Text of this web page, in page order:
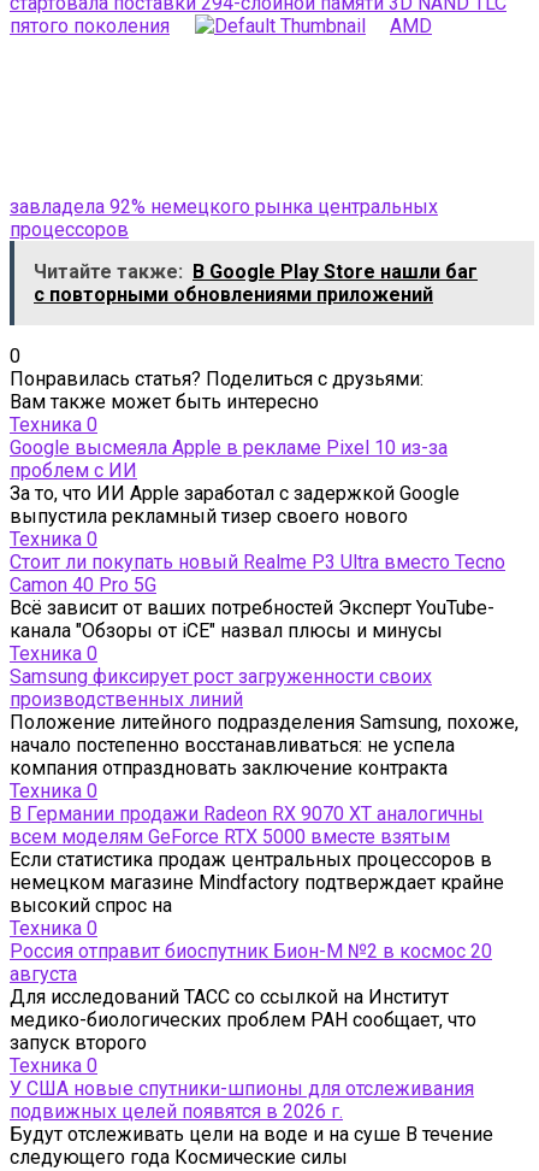
пятого поколения
AMD
завладела 92% немецкого рынка центральных
процессоров
Читайте также:
В Google Play Store нашли баг
с повторными обновлениями приложений
0
Понравилась статья? Поделиться с друзьями:
Вам также может быть интересно
Техника 0
Google высмеяла Apple в рекламе Pixel 10 из-за
проблем с ИИ
За то, что ИИ Apple заработал с задержкой Google
выпустила рекламный тизер своего нового
Техника 0
Стоит ли покупать новый Realme P3 Ultra вместо Tecno
Camon 40 Pro 5G
Всё зависит от ваших потребностей Эксперт YouTube-
канала "Обзоры от iCE" назвал плюсы и минусы
Техника 0
Samsung фиксирует рост загруженности своих
производственных линий
Положение литейного подразделения Samsung, похоже,
начало постепенно восстанавливаться: не успела
компания отпраздновать заключение контракта
Техника 0
В Германии продажи Radeon RX 9070 XT аналогичны
всем моделям GeForce RTX 5000 вместе взятым
Если статистика продаж центральных процессоров в
немецком магазине Mindfactory подтверждает крайне
высокий спрос на
Техника 0
Россия отправит биоспутник Бион-М №2 в космос 20
августа
Для исследований ТАСС со ссылкой на Институт
медико-биологических проблем РАН сообщает, что
запуск второго
Техника 0
У США новые спутники-шпионы для отслеживания
подвижных целей появятся в 2026 г.
Будут отслеживать цели на воде и на суше В течение
следующего года Космические силы